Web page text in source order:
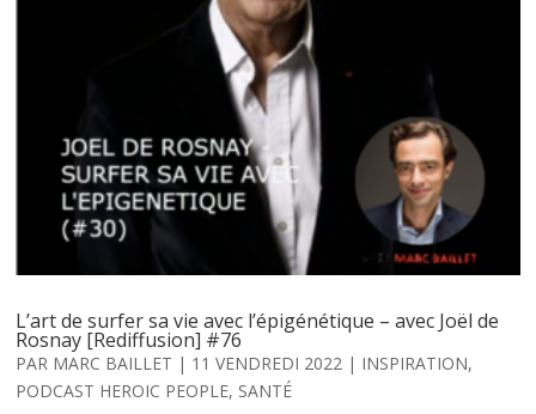
L’art de surfer sa vie avec l’épigénétique – avec Joël de
Rosnay [Rediffusion] #76
PAR MARC BAILLET | 11 VENDREDI 2022 | INSPIRATION,
PODCAST HEROIC PEOPLE, SANTÉ